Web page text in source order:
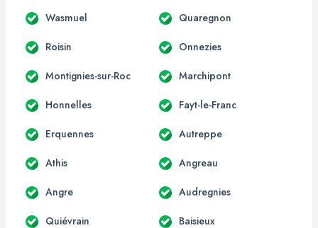
Wasmuel Quaregnon
Roisin Onnezies
Montignies-sur-Roc Marchipont
Honnelles Fayt-le-Franc
Erquennes Autreppe
Athis Angreau
Angre Audregnies
Quiévrain Baisieux